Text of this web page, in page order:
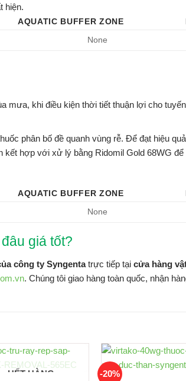
hiện.
AQUATIC BUFFER ZONE
None
mưa, khi điều kiện thời tiết thuận lợi cho
phân bố đề quanh vùng rễ. Để đạt hiệu
hợp với xử lý bằng Ridomil Gold 68WG để
AQUATIC BUFFER ZONE
None
giá tốt?
công ty Syngentatrực tiếp tại cửa hàng
. Chúng tôi giao hàng toàn quốc, nhận
HẾT HÀNG
-20%